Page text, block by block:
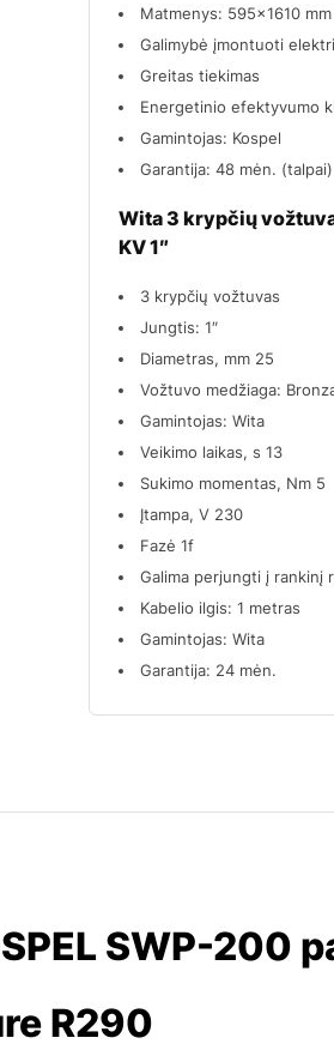
Matmenys: 595x1610 mm
Galimybė įmontuoti
Greitas tiekimas
Energetinio efektyvumo
Gamintojas: Kospel
Garantija: 48 mėn.
Wita 3 krypčių
KV 1″
3 krypčių vožtuvas
Jungtis: 1″
Diametras, mm 25
Vožtuvo medžiaga:
Gamintojas: Wita
Veikimo laikas, s 13
Sukimo momentas, Nm 5
Įtampa, V 230
Fazė 1f
Galima perjungti į rankinį
Kabelio ilgis: 1 metras
Gamintojas: Wita
Garantija: 24 mėn.
SWP-200
R290